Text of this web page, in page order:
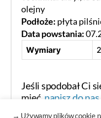
olejny
Podłoże: płyta
Data powstania:
Wymiary
Jeśli spodobał Ci
mieć, napisz do nas.
→